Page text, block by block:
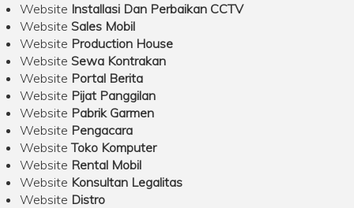
Website Installasi Dan Perbaikan CCTV
Website Sales Mobil
Website Production House
Website Sewa Kontrakan
Website Portal Berita
Website Pijat Panggilan
Website Pabrik Garmen
Website Pengacara
WebsiteToko Komputer
Website Rental Mobil
Website Konsultan Legalitas
Website Distro